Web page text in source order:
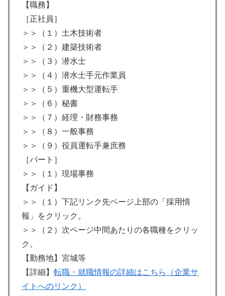
【職務】
［正社員］
＞＞（１）土木技術者
＞＞（２）建築技術者
＞＞（３）潜水士
＞＞（４）潜水士手元作業員
＞＞（５）重機大型運転手
＞＞（６）秘書
＞＞（７）経理・財務事務
＞＞（８）一般事務
＞＞（９）役員運転手兼庶務
［パート］
＞＞（１）現場事務
【ガイド】
＞＞（１）下記リンク先ページ上部の「採用情
報」をクリック。
＞＞（２）次ページ中間あたりの各職種をクリッ
ク。
【勤務地】宮城等
【詳細】 転職・就職情報の詳細はこちら（企業サ
イトへのリンク）